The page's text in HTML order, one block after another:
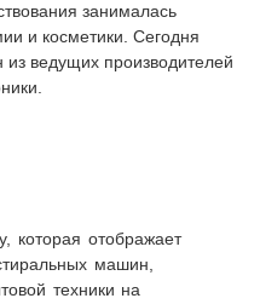
занималась
и косметики. Сегодня
из ведущих производителей
которая отображает
машин,
техники на